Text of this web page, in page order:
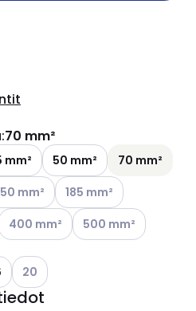
:70 mm²
mm² 50 mm²
70 mm²
vaihtoehdot
olevat vaihtoehdot
käytettävissä olevat
mm² Katso käytettävissä
185 mm²
vaihtoehdotolevat vaihtoehdot
käytettävissä olevat
400 mm² Katso käytettävissä
500 mm²
Katso käytettävissä olevat
20